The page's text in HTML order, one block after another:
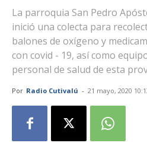
La parroquia San Pedro
inició una colecta para
balones de oxígeno y
con covid - 19, así como
personal de salud de esta
Por Radio Cutivalú - 21 mayo, 2020